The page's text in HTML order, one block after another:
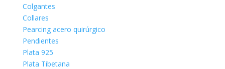
Colgantes
Collares
Pearcing acero quirúrgico
Pendientes
Plata 925
Plata Tibetana